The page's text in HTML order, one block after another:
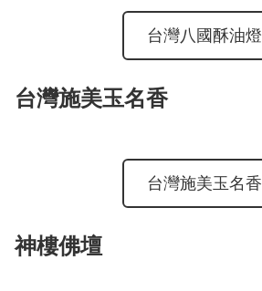
台灣八國酥油燈
台灣施美玉名香
台灣施美玉名香
神樓佛壇